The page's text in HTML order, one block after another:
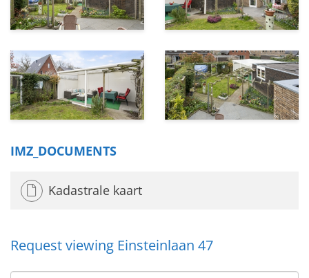
IMZ_DOCUMENTS
Kadastrale kaart
Request viewing Einsteinlaan 47